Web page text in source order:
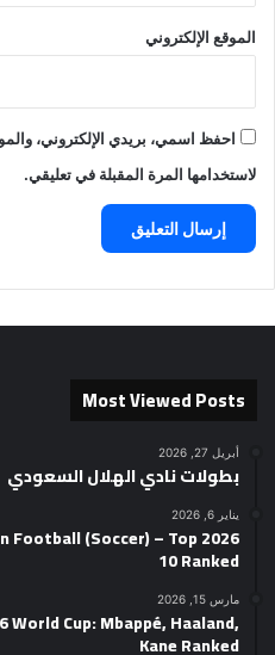
الموقع الإلكتروني
احفظ اسمي، بريدي الإلكتروني،
لاستخدامها المرة المقبلة في تعليقي.
Most Viewed Posts
أبريل 27, 2026
بطولات نادي الهلال السعودي
يناير 6, 2026
in Football (Soccer) – Top
10 Ranked
مارس 15, 2026
Cup: Mbappé, Haaland,
Kane Ranked